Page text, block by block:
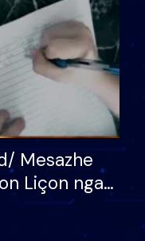
Mesazhe
Liçon nga
meritoj…